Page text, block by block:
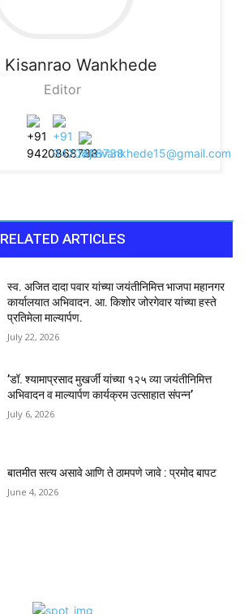
Kisanrao Wankhede
Editor
RELATED ARTICLES
स्व. अजित दादा पवार यांच्या जयंतीनिमित्त भाजपा महानगर
कार्यालयात अभिवादन. आ. किशोर जोरगेवार यांच्या हस्ते
प्रतिमेला माल्यार्पण.
July 22, 2026
’डॉ. श्यामाप्रसाद मुखर्जी यांच्या १२५ व्या जयंतीनिमित्त
अभिवादन व माल्यार्पण कार्यक्रम उत्साहात संपन्न’
July 6, 2026
बातमीत सत्य असावे आणि ते ठामपणे जावे : प्रमोद बापट
June 4, 2026